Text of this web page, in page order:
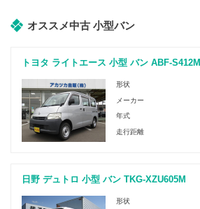
オススメ中古 小型バン
トヨタ ライトエース 小型 バン ABF-S412M
形状
メーカー
年式
走行距離
日野 デュトロ 小型 バン TKG-XZU605M
形状